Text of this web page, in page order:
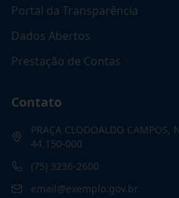
Portal da Transparência
Dados Abertos
Prestação de Contas
Contato
PRAÇA CLODOALDO CAMPOS,
44.150-000
(75) 3236-2600
email@exemplo.gov.br